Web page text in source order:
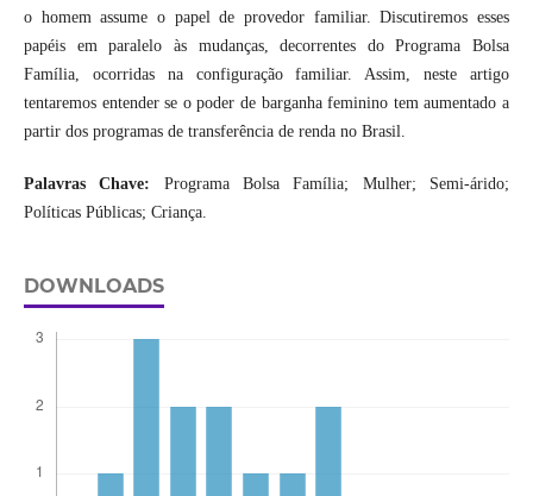
o homem assume o papel de provedor familiar. Discutiremos esses
papéis em paralelo às mudanças, decorrentes do Programa Bolsa
Família, ocorridas na configuração familiar. Assim, neste artigo
tentaremos entender se o poder de barganha feminino tem aumentado a
partir dos programas de transferência de renda no Brasil.
Palavras Chave: Programa Bolsa Família; Mulher; Semi-árido;
Políticas Públicas; Criança.
DOWNLOADS